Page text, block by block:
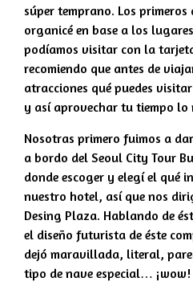
súper temprano. Los primeros
organicé en base a los
podíamos visitar con la
recomiendo que antes de
atracciones qué puedes
y así aprovechar tu tiempo lo
Nosotras primero fuimos a
a bordo del Seoul City Tour
donde escoger y elegí el qué
nuestro hotel, así que nos
Desing Plaza. Hablando de
el diseño futurista de éste
dejó maravillada, literal,
tipo de nave especial… ¡wow!